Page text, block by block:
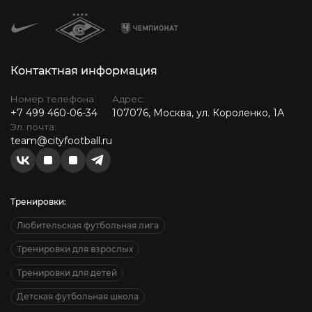
Контактная информация
Номер телефона:
+7 499 460-06-34
Эл. почта:
team@cityfootball.ru
Адрес:
107076, Москва, ул. Короленко, 1А
Тренировки:
Любительская футбольная лига
Тренировки для взрослых
Тренировки для детей
Детская футбольная школа